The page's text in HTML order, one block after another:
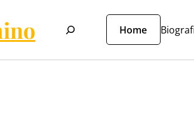
Pesquisar Home